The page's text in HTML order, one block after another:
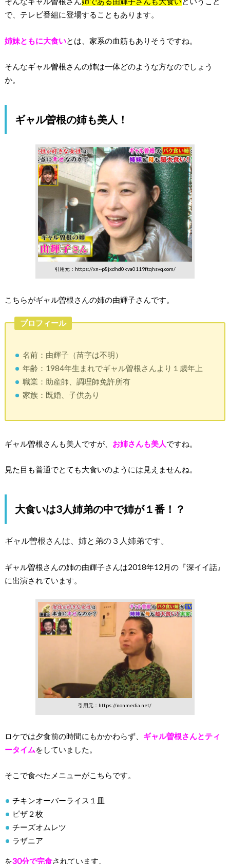
で、テレビ番組に登場することもあります。
姉妹ともに大食いとは、家系の血筋もありそうですね。
そんなギャル曽根さんの姉は一体どのような方なのでしょう
か。
ギャル曽根の姉も美人！
引用元：https://xn--p8jxdhd0kva0119ftqhsvq.com/
こちらがギャル曽根さんの姉の由輝子さんです。
プロフィール
名前：由輝子（苗字は不明）
年齢：1984年生まれでギャル曽根さんより１歳年上
職業：助産師、調理師免許所有
家族：既婚、子供あり
ギャル曽根さんも美人ですが、 お姉さんも美人ですね。
見た目も普通でとても大食いのようには見えませんね。
大食いは3人姉弟の中で姉が１番！？
ギャル曽根さんは、姉と弟の３人姉弟です。
ギャル曽根さんの姉の由輝子さんは2018年12月の『深イイ話』
に出演されています。
引用元：https://nonmedia.net/
ロケでは夕食前の時間にもかかわらず、 ギャル曽根さんとティ
ータイムをしていました。
そこで食べたメニューがこちらです。
チキンオーバーライス１皿
ピザ２枚
チーズオムレツ
ラザニア
を30分で完食されています。